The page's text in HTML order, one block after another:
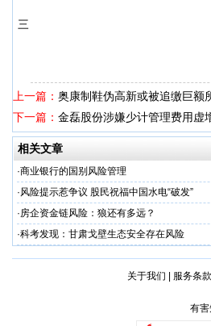
三
上一篇： 奥康制鞋伪高新或被追缴巨额
下一篇： 金磊股份涉嫌少计管理费用虚
相关文章
·商业银行的国别风险管理
·风险提示惹争议 股民祝福中国水电“破发”
·房企资金链风险：狼还有多远？
·科考发现：甘肃戈壁生态安全存在风险
关于我们 服务条款
有